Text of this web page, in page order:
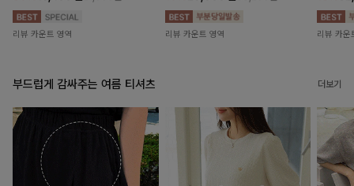
리뷰 카운트 영역 리뷰 카운트 영역 리뷰 카운
부드럽게 감싸주는 여름 티셔츠 더보기